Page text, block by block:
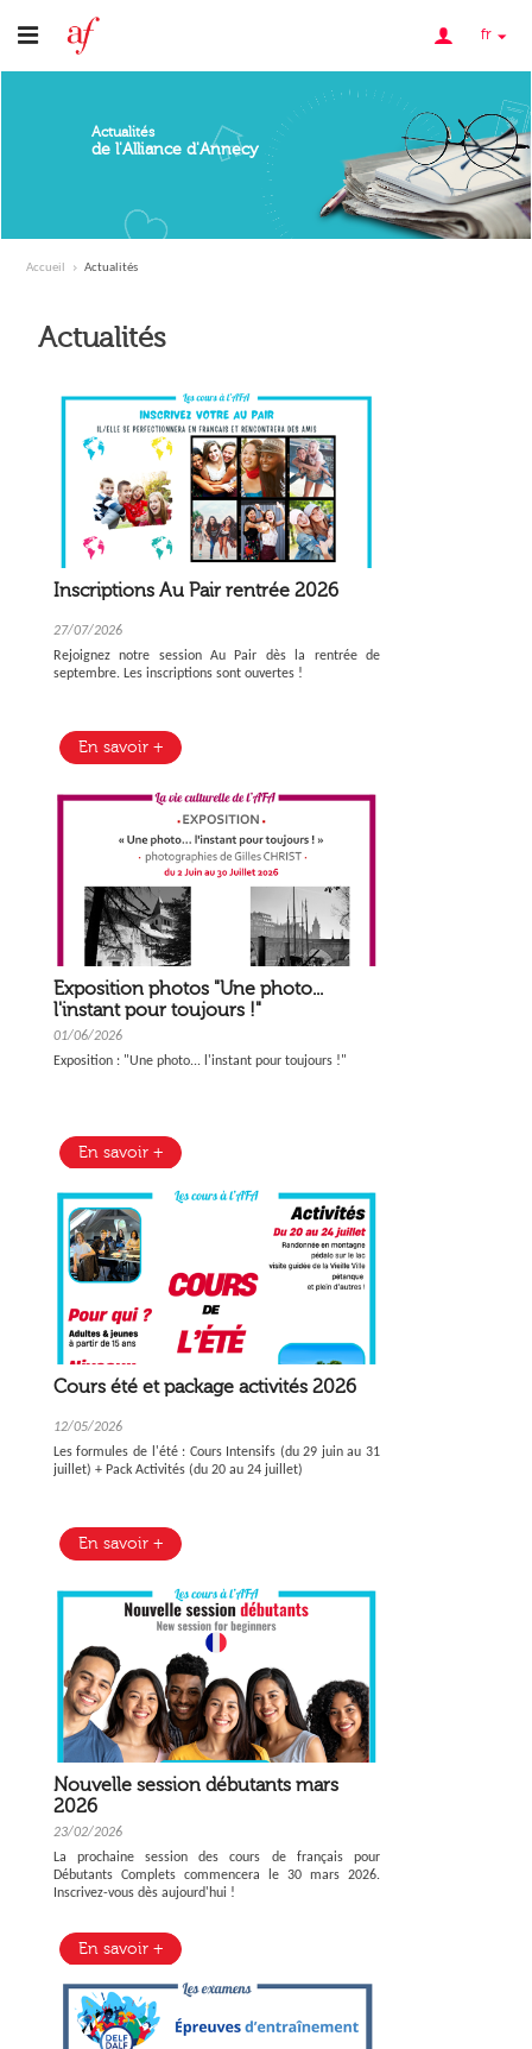
fr
Actualités
de l'Alliance d'Annecy
Accueil Actualités
Actualités
Inscriptions Au Pair rentrée 2026
27/07/2026
Rejoignez notre session Au Pair dès la rentrée de
septembre. Les inscriptions sont ouvertes !
En savoir +
Exposition photos "Une photo...
l'instant pour toujours !"
01/06/2026
Exposition : "Une photo... l'instant pour toujours !"
En savoir +
Cours été et package activités 2026
12/05/2026
Les formules de l'été : Cours Intensifs (du 29 juin au 31
juillet) + Pack Activités (du 20 au 24 juillet)
En savoir +
Nouvelle session débutants mars
2026
23/02/2026
La prochaine session des cours de français pour
Débutants Complets commencera le 30 mars 2026.
Inscrivez-vous dès aujourd'hui !
En savoir +